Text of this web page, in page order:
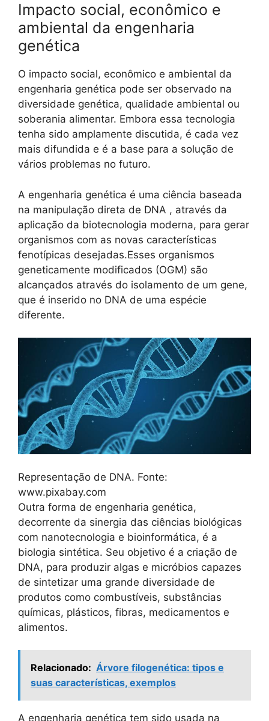
Impacto social, econômico e
ambiental da engenharia
genética
O impacto social, econômico e ambiental da
engenharia genética pode ser observado na
diversidade genética, qualidade ambiental ou
soberania alimentar. Embora essa tecnologia
tenha sido amplamente discutida, é cada vez
mais difundida e é a base para a solução de
vários problemas no futuro.
A engenharia genética é uma ciência baseada
na manipulação direta de DNA , através da
aplicação da biotecnologia moderna, para gerar
organismos com as novas características
fenotípicas desejadas.Esses organismos
geneticamente modificados (OGM) são
alcançados através do isolamento de um gene,
que é inserido no DNA de uma espécie
diferente.
Representação de DNA. Fonte:
www.pixabay.com
Outra forma de engenharia genética,
decorrente da sinergia das ciências biológicas
com nanotecnologia e bioinformática, é a
biologia sintética. Seu objetivo é a criação de
DNA, para produzir algas e micróbios capazes
de sintetizar uma grande diversidade de
produtos como combustíveis, substâncias
químicas, plásticos, fibras, medicamentos e
alimentos.
Relacionado: Árvore filogenética: tipos e
suas características, exemplos
A engenharia genética tem sido usada na